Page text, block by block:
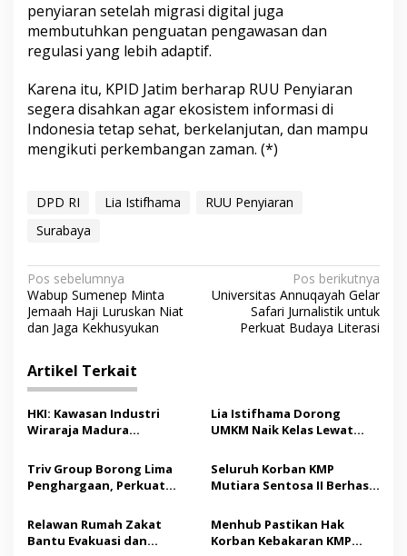
penyiaran setelah migrasi digital juga
membutuhkan penguatan pengawasan dan
regulasi yang lebih adaptif.
Karena itu, KPID Jatim berharap RUU Penyiaran
segera disahkan agar ekosistem informasi di
Indonesia tetap sehat, berkelanjutan, dan mampu
mengikuti perkembangan zaman. (*)
DPD RI Lia Istifhama
RUU Penyiaran
Surabaya
N
a
v
i
g
a
s
i
p
o
s
Pos sebelumnya
Wabup Sumenep Minta
Jemaah Haji Luruskan Niat
dan Jaga Kekhusyukan
Pos berikutnya
Universitas Annuqayah Gelar
Safari Jurnalistik untuk
Perkuat Budaya Literasi
Artikel Terkait
HKI: Kawasan Industri
Wiraraja Madura
Pertumbuhan Ekonomi
Baru
Lia Istifhama Dorong
UMKM Naik Kelas Lewat
Soroti Pemberdayaan
Difabel
Triv Group Borong Lima
Penghargaan, Perkuat
Aset Digital Terpercaya
Seluruh Korban KMP
Mutiara Sentosa II Berhasil
Audit Operator Kapal
Relawan Rumah Zakat
Bantu Evakuasi dan
Menhub Pastikan Hak
Korban Kebakaran KMP